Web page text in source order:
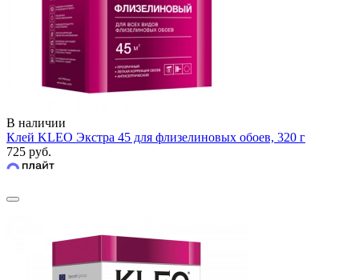
В наличии
Клей KLEO Экстра 45 для флизелиновых обоев, 320 г
725 руб.